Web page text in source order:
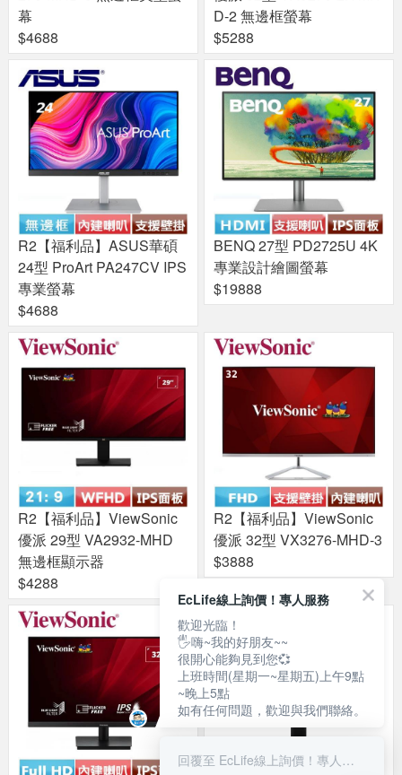
幕
$4688
D-2 無邊框螢幕
$5288
R2【福利品】ASUS華碩
24型 ProArt PA247CV IPS
專業螢幕
$4688
BENQ 27型 PD2725U 4K
專業設計繪圖螢幕
$19888
R2【福利品】ViewSonic
優派 29型 VA2932-MHD
無邊框顯示器
$4288
R2【福利品】ViewSonic
優派 32型 VX3276-MHD-3
$3888
EcLife線上詢價！專人服務
歡迎光臨！
🖐嗨~我的好朋友~~
很開心能夠見到您💞
上班時間(星期一~星期五)上午9點
~晚上5點
如有任何問題，歡迎與我們聯絡。
回覆至 EcLife線上詢價！專人服務